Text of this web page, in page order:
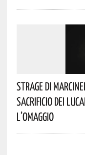
Strage Di
Sacrificio Dei
L’omaggio